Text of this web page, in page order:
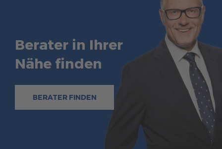
Berater in Ihrer
Nähe finden
BERATER FINDEN